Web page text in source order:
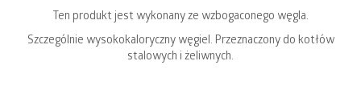
Ten produkt jest wykonany ze wzbogaconego węgla.
Szczególnie wysokokaloryczny węgiel. Przeznaczony do kotłów
stalowych i żeliwnych.